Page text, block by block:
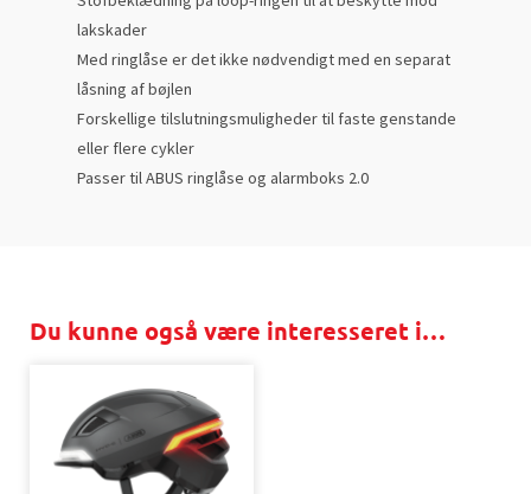
lakskader
Med ringlåse er det ikke nødvendigt med en separat
låsning af bøjlen
Forskellige tilslutningsmuligheder til faste genstande
eller flere cykler
Passer til ABUS ringlåse og alarmboks 2.0
Du kunne også være interesseret i…